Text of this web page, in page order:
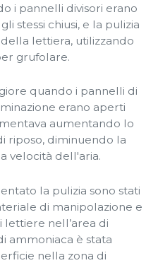
i pannelli divisori erano
stessi chiusi, e la pulizia
lettiera, utilizzando
grufolare.
quando i pannelli di
erano aperti
aumentando lo
riposo, diminuendo la
velocità dell'aria.
la pulizia sono stati
di manipolazione e
lettiere nell’area di
ammoniaca è stata
nella zona di